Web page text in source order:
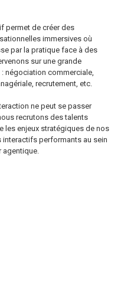
permet de créer des
immersives où
par la pratique face à des
sur une grande
négociation commerciale,
recrutement, etc.
ne peut se passer
recrutons des talents
les enjeux stratégiques de nos
interactifs performants au sein
agentique.